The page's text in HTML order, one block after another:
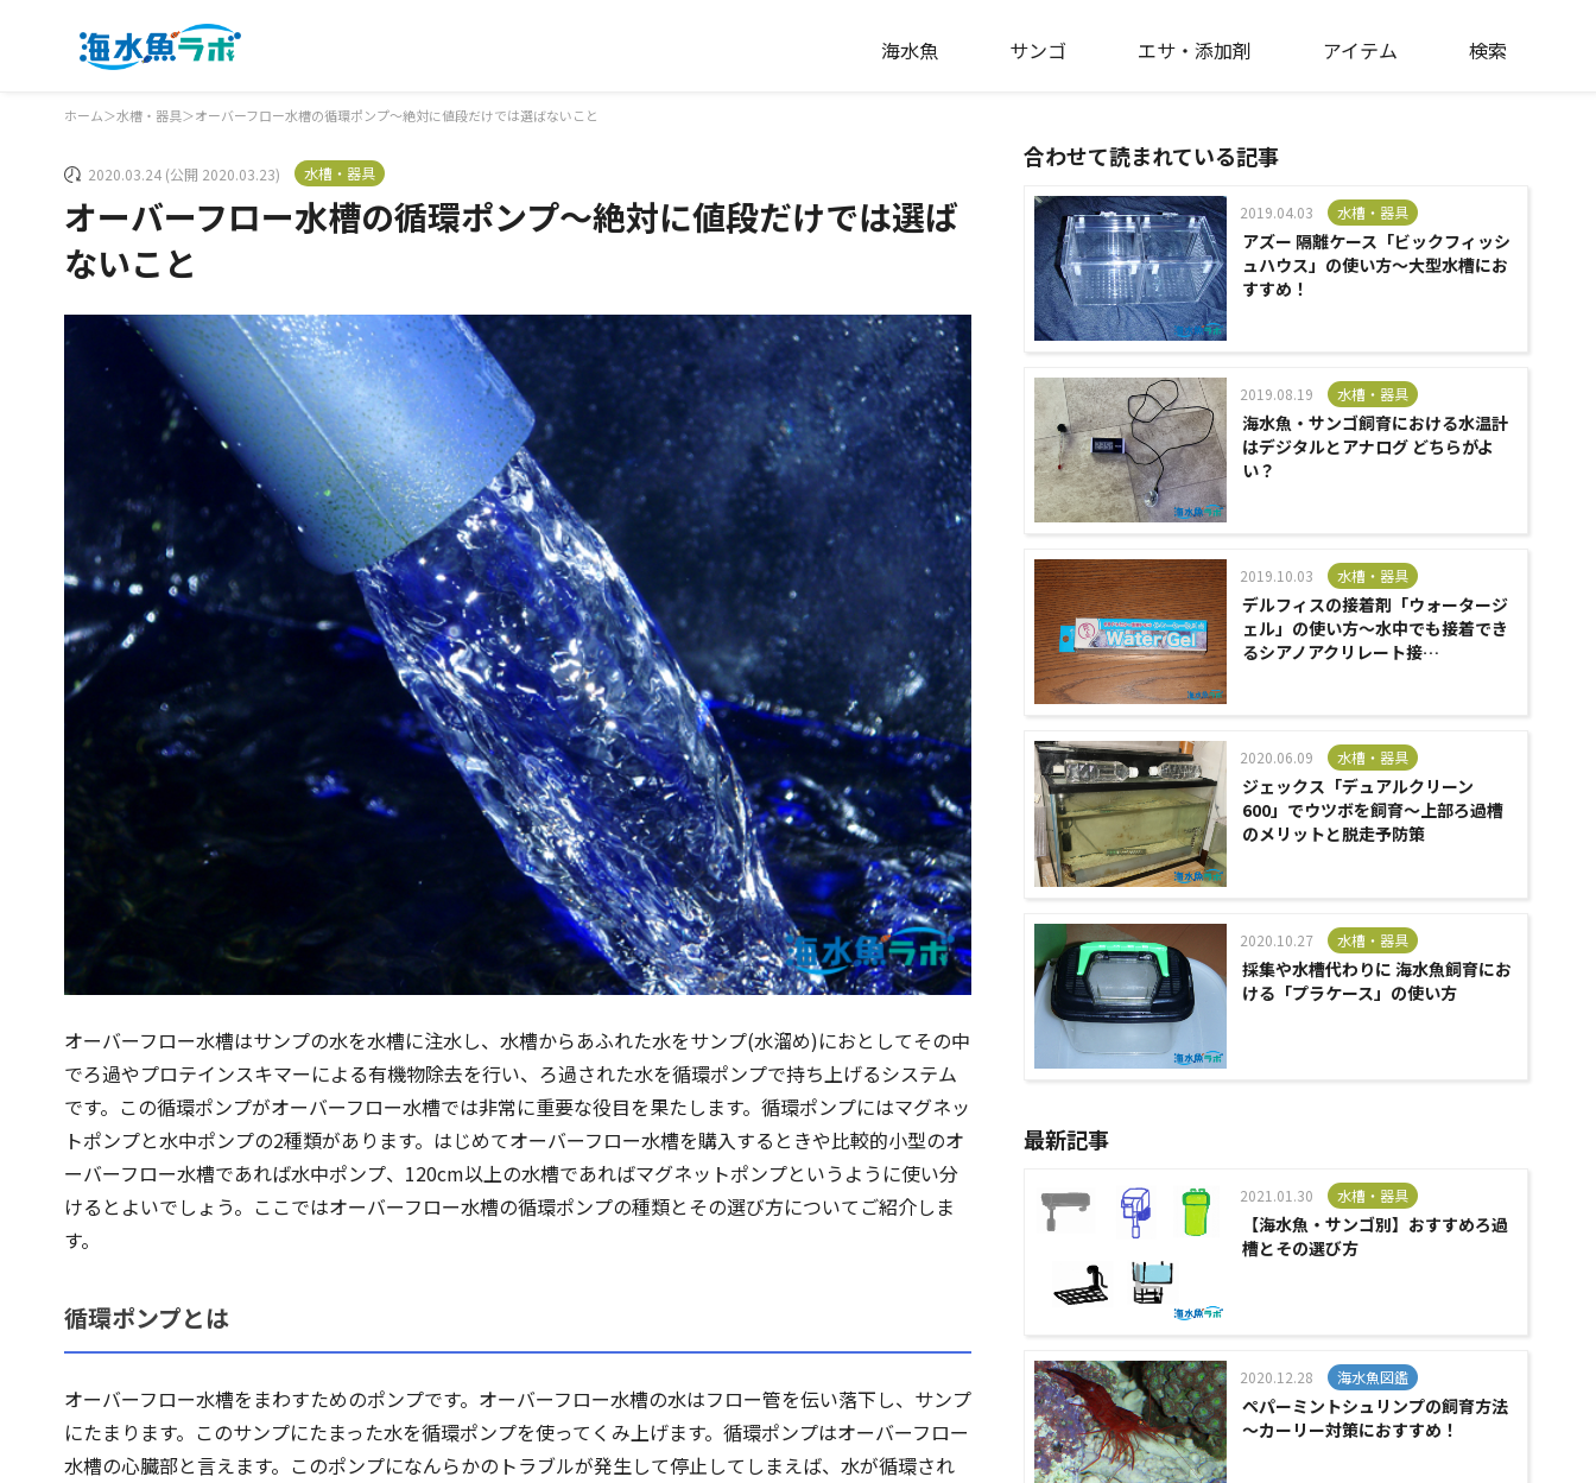
海水魚 サンゴ エサ・添加剤 アイテム 検索
ホーム＞水槽・器具＞オーバーフロー水槽の循環ポンプ～絶対に値段だけでは選ばないこと
2020.03.24 (公開 2020.03.23) 水槽・器具
オーバーフロー水槽の循環ポンプ～絶対に値段だけでは選ば
ないこと
オーバーフロー水槽はサンプの水を水槽に注水し、水槽からあふれた水をサンプ(水溜め)におとしてその中
でろ過やプロテインスキマーによる有機物除去を行い、ろ過された水を循環ポンプで持ち上げるシステム
です。この循環ポンプがオーバーフロー水槽では非常に重要な役目を果たします。循環ポンプにはマグネッ
トポンプと水中ポンプの2種類があります。はじめてオーバーフロー水槽を購入するときや比較的小型のオ
ーバーフロー水槽であれば水中ポンプ、120cm以上の水槽であればマグネットポンプというように使い分
けるとよいでしょう。ここではオーバーフロー水槽の循環ポンプの種類とその選び方についてご紹介しま
す。
循環ポンプとは
オーバーフロー水槽をまわすためのポンプです。オーバーフロー水槽の水はフロー管を伝い落下し、サンプ
にたまります。このサンプにたまった水を循環ポンプを使ってくみ上げます。循環ポンプはオーバーフロー
水槽の心臓部と言えます。このポンプになんらかのトラブルが発生して停止してしまえば、水が循環され
合わせて読まれている記事
2019.04.03 水槽・器具
アズー 隔離ケース「ビックフィッシ
ュハウス」の使い方～大型水槽にお
すすめ！
2019.08.19 水槽・器具
海水魚・サンゴ飼育における水温計
はデジタルとアナログ どちらがよ
い？
2019.10.03 水槽・器具
デルフィスの接着剤「ウォータージ
ェル」の使い方～水中でも接着でき
るシアノアクリレート接…
2020.06.09 水槽・器具
ジェックス「デュアルクリーン
600」でウツボを飼育～上部ろ過槽
のメリットと脱走予防策
2020.10.27 水槽・器具
採集や水槽代わりに 海水魚飼育にお
ける「プラケース」の使い方
最新記事
2021.01.30 水槽・器具
【海水魚・サンゴ別】おすすめろ過
槽とその選び方
2020.12.28 海水魚図鑑
ペパーミントシュリンプの飼育方法
～カーリー対策におすすめ！